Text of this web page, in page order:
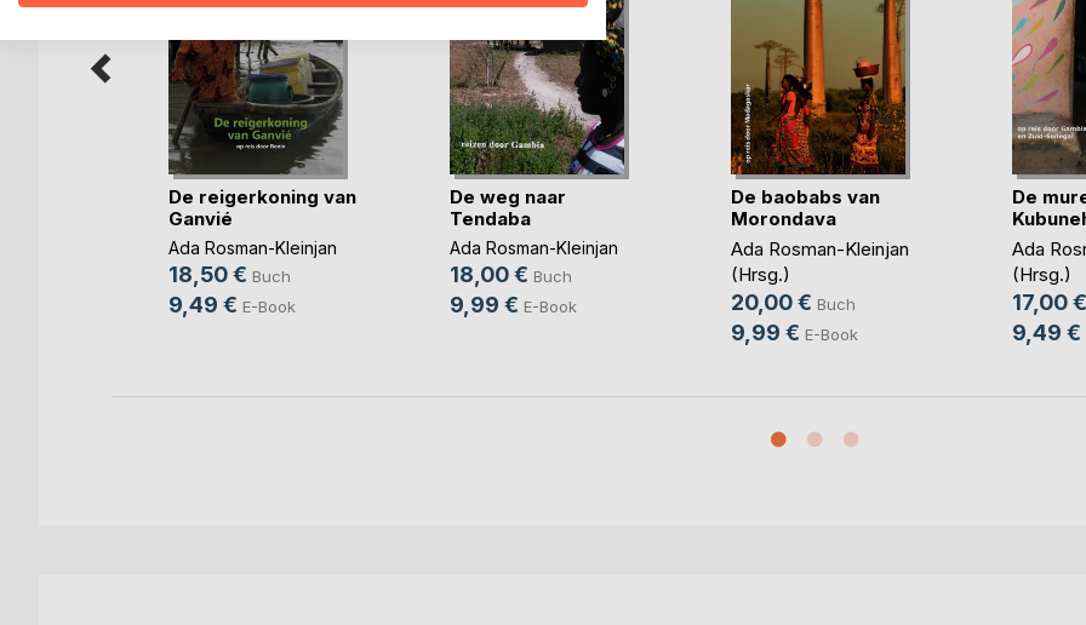
De reigerkoning van
Ganvié
Ada Rosman-Kleinjan
18,50 € Buch
9,49 € E-Book
De weg naar
Tendaba
Ada Rosman-Kleinjan
18,00 € Buch
9,99 € E-Book
De baobabs van
Morondava
Ada Rosman-Kleinjan
(Hrsg.)
20,00 € Buch
9,99 € E-Book
De
Ada
(Hrsg.)
17,00 €
9,49 €